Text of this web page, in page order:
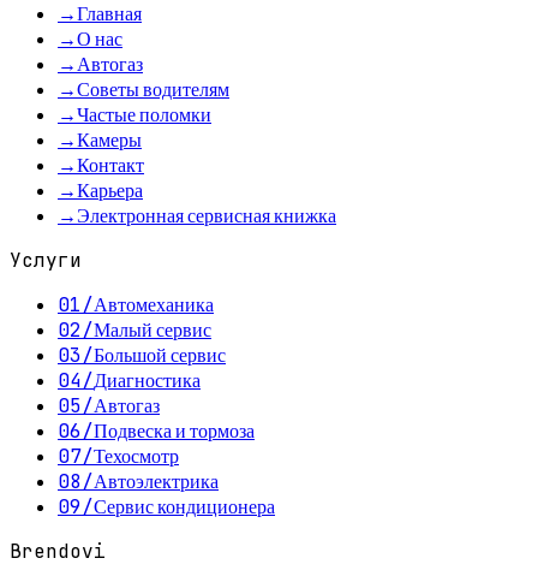
→Главная
→О нас
→Автогаз
→Советы водителям
→Частые поломки
→Камеры
→Контакт
→Карьера
→Электронная сервисная книжка
Услуги
01/Автомеханика
02/Малый сервис
03/Большой сервис
04/Диагностика
05/Автогаз
06/Подвеска и тормоза
07/Техосмотр
08/Автоэлектрика
09/Сервис кондиционера
Brendovi